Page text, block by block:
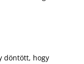
döntött, hogy